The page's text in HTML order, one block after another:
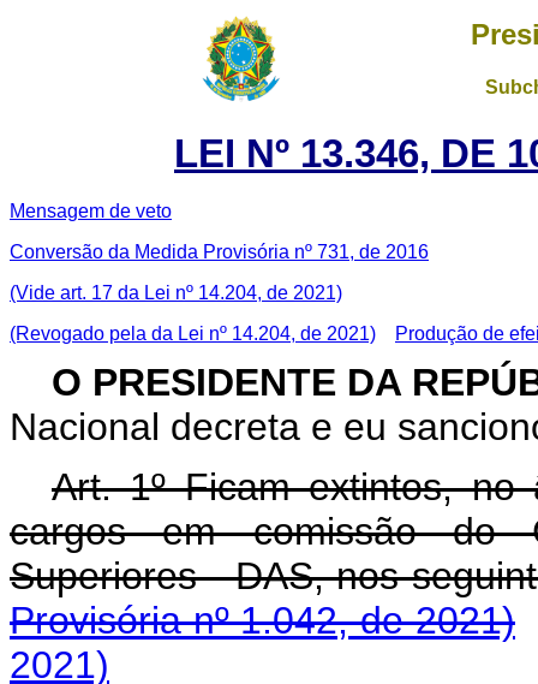
LEI Nº 13.346, DE
Mensagem de veto
Conversão da Medida Provisória nº 731, de 2016
(Vide art. 17 da Lei nº 14.204, de 2021)
(Revogado pela da Lei nº 14.204, de 2021)
Produção de
O PRESIDENTE DA
Nacional decreta e eu
Art. 1º Ficam extintos, no
cargos em comissão do
Superiores - DAS, nos
Provisória nº 1.042, de 2021)
2021)